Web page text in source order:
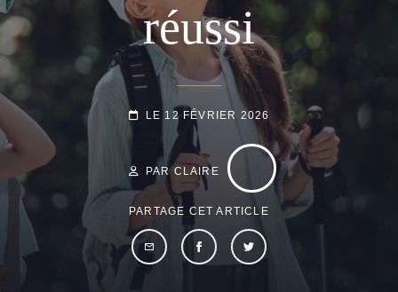
réussi
POSTED-
LE 12 FÉVRIER 2026
PAR CLAIRE
PARTAGE CET ARTICLE